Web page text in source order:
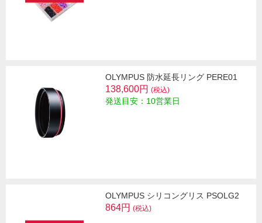
OLYMPUS 防水延長リング PERE01
138,600円 (税込)
発送目安：10営業日
OLYMPUS シリコングリス PSOLG2
864円 (税込)